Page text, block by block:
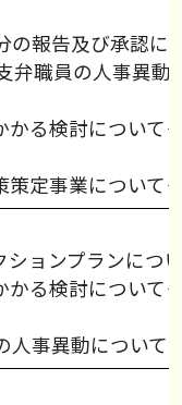
報告及び承認に
弁職員の人事異動
る検討について
定事業について
ョンプランにつ
る検討について
事異動について